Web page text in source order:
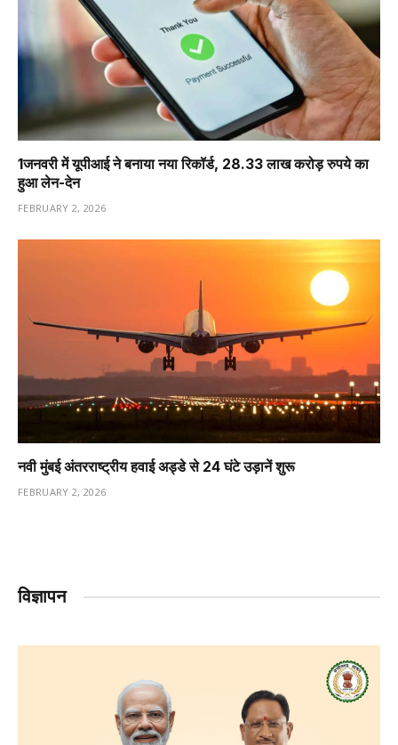
1️जनवरी में यूपीआई ने बनाया नया रिकॉर्ड, 28.33 लाख करोड़ रुपये का
हुआ लेन-देन
FEBRUARY 2, 2026
नवी मुंबई अंतरराष्ट्रीय हवाई अड्डे से 24 घंटे उड़ानें शुरू
FEBRUARY 2, 2026
विज्ञापन